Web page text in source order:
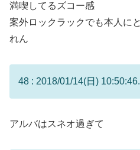
満喫してるズコー感
案外ロックラックでも本人に
れん
48 : 2018/01/14(日)
アルバはスネオ過ぎて